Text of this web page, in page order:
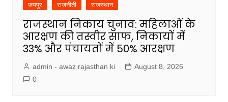
जयपुर राजनीती राजस्थान
राजस्थान निकाय चुनाव: महिलाओं के
आरक्षण की तस्वीर साफ, निकायों में
33% और पंचायतों में 50% आरक्षण
admin - awaz rajasthan ki
August 8, 2026
0